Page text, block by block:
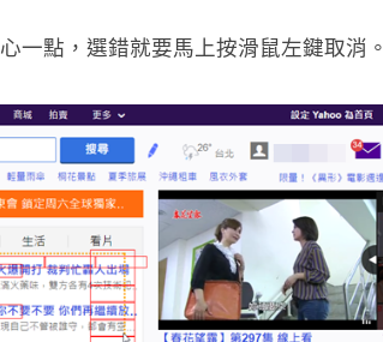
一點，選錯就要馬上按滑鼠左鍵取消。